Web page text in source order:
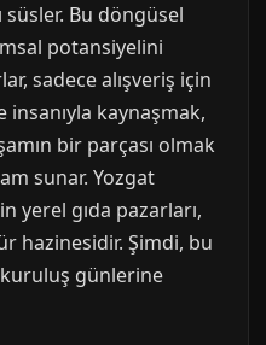
Bu döngüsel
potansiyelini
sadece alışveriş için
insanıyla kaynaşmak,
bir parçası olmak
sunar. Yozgat
yerel gıda pazarları,
hazinesidir. Şimdi, bu
kuruluş günlerine